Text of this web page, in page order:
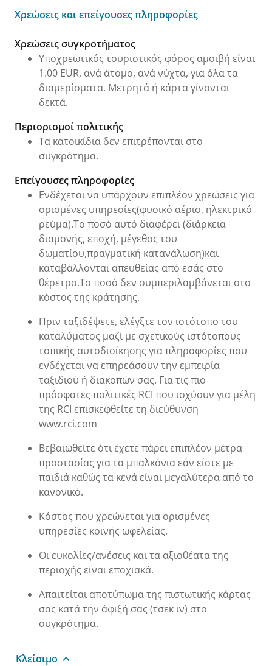
Χρεώσεις και επείγουσες πληροφορίες
Χρεώσεις και επείγουσες πληροφορίες
Χρεώσεις συγκροτήματος
Υποχρεωτικός τουριστικός φόρος αμοιβή είναι
1.00 EUR, ανά άτομο, ανά νύχτα, για όλα τα
διαμερίσματα. Μετρητά ή κάρτα γίνονται
δεκτά.
Περιορισμοί πολιτικής
Τα κατοικίδια δεν επιτρέπονται στο
συγκρότημα.
Επείγουσες πληροφορίες
Ενδέχεται να υπάρχουν επιπλέον χρεώσεις για
ορισμένες υπηρεσίες(φυσικό αέριο, ηλεκτρικό
ρεύμα).Το ποσό αυτό διαφέρει (διάρκεια
διαμονής, εποχή, μέγεθος του
δωματίου,πραγματική κατανάλωση)και
καταβάλλονται απευθείας από εσάς στο
θέρετρο.Το ποσό δεν συμπεριλαμβάνεται στο
κόστος της κράτησης.
Πριν ταξιδέψετε, ελέγξτε τον ιστότοπο του
καταλύματος μαζί με σχετικούς ιστότοπους
τοπικής αυτοδιοίκησης για πληροφορίες που
ενδέχεται να επηρεάσουν την εμπειρία
ταξιδιού ή διακοπών σας. Για τις πιο
πρόσφατες πολιτικές RCI που ισχύουν για μέλη
της RCI επισκεφθείτε τη διεύθυνση
www.rci.com
Βεβαιωθείτε ότι έχετε πάρει επιπλέον μέτρα
προστασίας για τα μπαλκόνια εάν είστε με
παιδιά καθώς τα κενά είναι μεγαλύτερα από το
κανονικό.
Κόστος που χρεώνεται για ορισμένες
υπηρεσίες κοινής ωφελείας.
Οι ευκολίες/ανέσεις και τα αξιοθέατα της
περιοχής είναι εποχιακά.
Απαιτείται αποτύπωμα της πιστωτικής κάρτας
σας κατά την άφιξή σας (τσεκ ιν) στο
συγκρότημα.
Κλείσιμο